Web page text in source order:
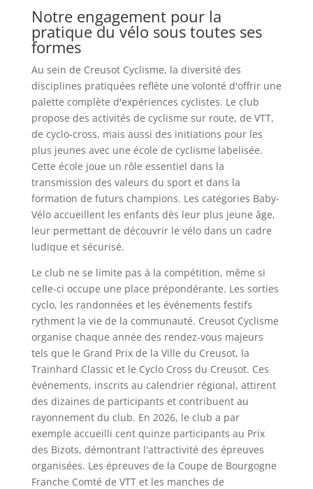
Notre engagement pour la
pratique du vélo sous toutes ses
formes
Au sein de Creusot Cyclisme, la diversité des
disciplines pratiquées reflète une volonté d'offrir une
palette complète d'expériences cyclistes. Le club
propose des activités de cyclisme sur route, de VTT,
de cyclo-cross, mais aussi des initiations pour les
plus jeunes avec une école de cyclisme labelisée.
Cette école joue un rôle essentiel dans la
transmission des valeurs du sport et dans la
formation de futurs champions. Les catégories Baby-
Vélo accueillent les enfants dès leur plus jeune âge,
leur permettant de découvrir le vélo dans un cadre
ludique et sécurisé.
Le club ne se limite pas à la compétition, même si
celle-ci occupe une place prépondérante. Les sorties
cyclo, les randonnées et les événements festifs
rythment la vie de la communauté. Creusot Cyclisme
organise chaque année des rendez-vous majeurs
tels que le Grand Prix de la Ville du Creusot, la
Trainhard Classic et le Cyclo Cross du Creusot. Ces
événements, inscrits au calendrier régional, attirent
des dizaines de participants et contribuent au
rayonnement du club. En 2026, le club a par
exemple accueilli cent quinze participants au Prix
des Bizots, démontrant l'attractivité des épreuves
organisées. Les épreuves de la Coupe de Bourgogne
Franche Comté de VTT et les manches de